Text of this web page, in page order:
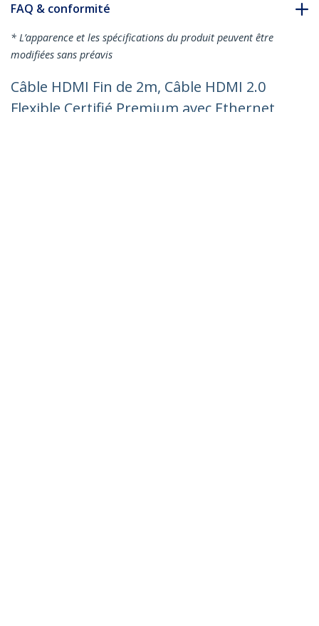
FAQ & conformité
* L’apparence et les spécifications du produit peuvent être
modifiées sans préavis
Câble HDMI Fin de 2m, Câble HDMI 2.0
Flexible Certifié Premium avec Ethernet,